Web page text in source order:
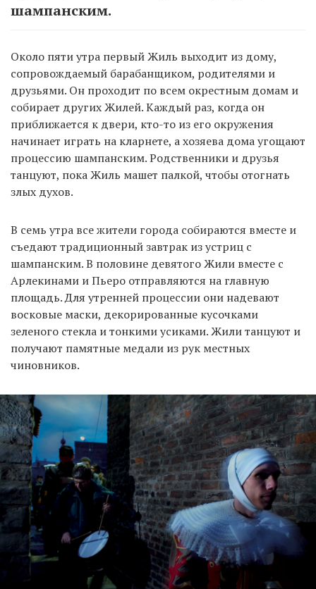
шампанским.
Около пяти утра первый Жиль выходит из дому,
сопровождаемый барабанщиком, родителями и
друзьями. Он проходит по всем окрестным домам и
собирает других Жилей. Каждый раз, когда он
приближается к двери, кто-то из его окружения
начинает играть на кларнете, а хозяева дома угощают
процессию шампанским. Родственники и друзья
танцуют, пока Жиль машет палкой, чтобы отогнать
злых духов.
В семь утра все жители города собираются вместе и
съедают традиционный завтрак из устриц с
шампанским. В половине девятого Жили вместе с
Арлекинами и Пьеро отправляются на главную
площадь. Для утренней процессии они надевают
восковые маски, декорированные кусочками
зеленого стекла и тонкими усиками. Жили танцуют и
получают памятные медали из рук местных
чиновников.